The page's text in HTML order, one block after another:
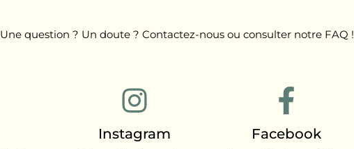
Une question ? Un doute ? Contactez-nous ou consulter notre FAQ !
Instagram Facebook